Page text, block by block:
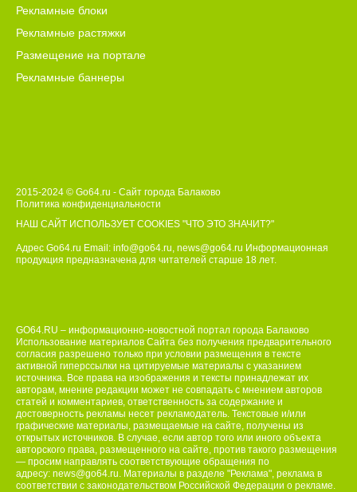
Рекламные блоки
Рекламные растяжки
Размещение на портале
Рекламные баннеры
2015-2024 © Go64.ru - Сайт города Балаково
Политика конфиденциальности
НАШ САЙТ ИСПОЛЬЗУЕТ COOKIES "ЧТО ЭТО ЗНАЧИТ?"
Адрес Go64.ru Email: info@go64.ru, news@go64.ru Информационная
продукция предназначена для читателей старше 18 лет.
GO64.RU – информационно-новостной портал города Балаково
Использование материалов Сайта без получения предварительного
согласия разрешено только при условии размещения в тексте
активной гиперссылки на цитируемые материалы с указанием
источника. Все права на изображения и тексты принадлежат их
авторам, мнение редакции может не совпадать с мнением авторов
статей и комментариев, ответственность за содержание и
достоверность рекламы несет рекламодатель. Текстовые и/или
графические материалы, размещаемые на сайте, получены из
открытых источников. В случае, если автор того или иного объекта
авторского права, размещенного на сайте, против такого размещения
— просим направлять соответствующие обращения по
адресу: news@go64.ru. Материалы в разделе "Реклама", реклама в
соответствии с законодательством Российской Федерации о рекламе.